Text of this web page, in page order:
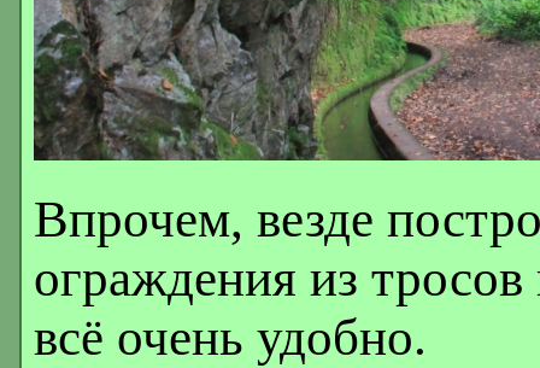
Впрочем, везде
ограждения из
всё очень удобно.